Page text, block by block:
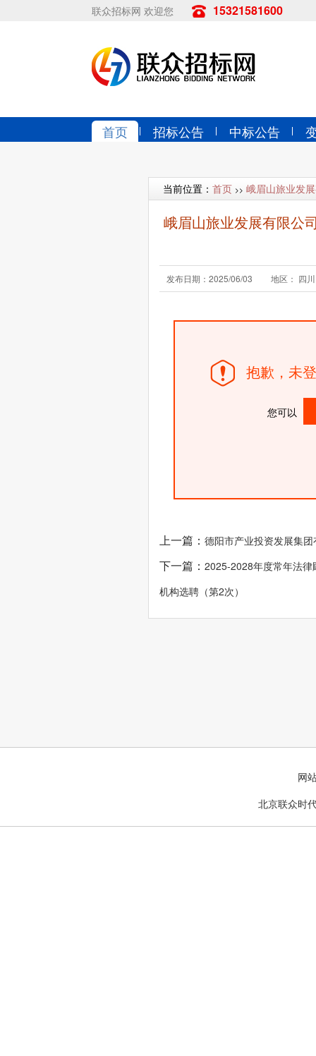
联众招标网 欢迎您 15321581600
首页 招标公告 中标公告
当前位置： 首页 >> 峨眉山旅业发
峨眉山旅业发展有限公
发布日期：2025/06/03 地区： 四
抱歉，未
您可以
上一篇： 德阳市产业投资发展集
下一篇： 2025-2028年度常年法
机构选聘（第2次）
网
北京联众